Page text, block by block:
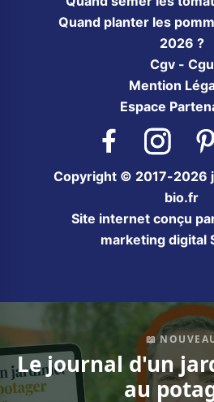
Quand planter les
2026 ?
Cgv - Cgu
Mention
Espace
Facebook Instagram
Copyright © 2017-2026
bio.fr
Site internet conçu
marketing digital
📖
Le journal d'un
au